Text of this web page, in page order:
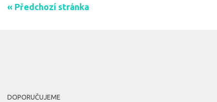
« Předchozí stránka
DOPORUČUJEME